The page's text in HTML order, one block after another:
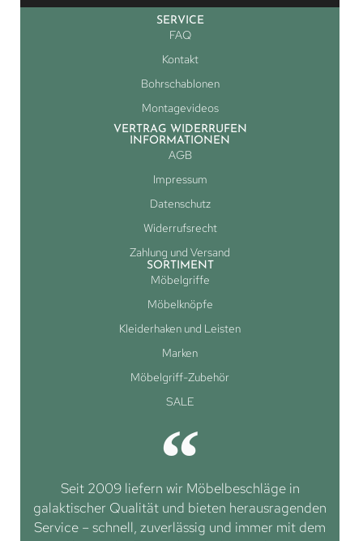
SERVICE
FAQ
Kontakt
Bohrschablonen
Montagevideos
VERTRAG WIDERRUFEN
INFORMATIONEN
AGB
Impressum
Datenschutz
Widerrufsrecht
Zahlung und Versand
SORTIMENT
Möbelgriffe
Möbelknöpfe
Kleiderhaken und Leisten
Marken
Möbelgriff-Zubehör
SALE
Seit 2009 liefern wir Möbelbeschläge in
galaktischer Qualität und bieten herausragenden
Service – schnell, zuverlässig und immer mit dem